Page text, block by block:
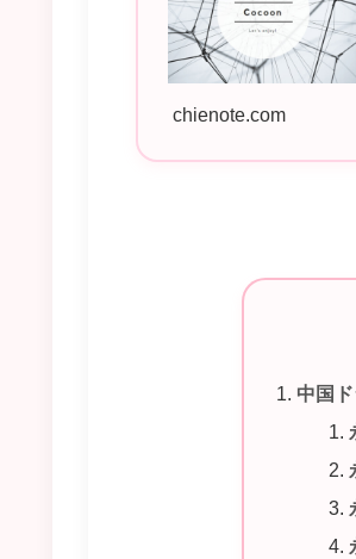
chienote.com
中国